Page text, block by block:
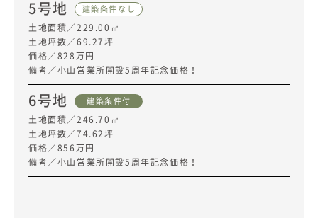
5号地 建築条件なし
土地面積／229.00㎡
土地坪数／69.27坪
価格／828万円
備考／小山営業所開設5周年記念価格！
6号地 建築条件付
土地面積／246.70㎡
土地坪数／74.62坪
価格／856万円
備考／小山営業所開設5周年記念価格！